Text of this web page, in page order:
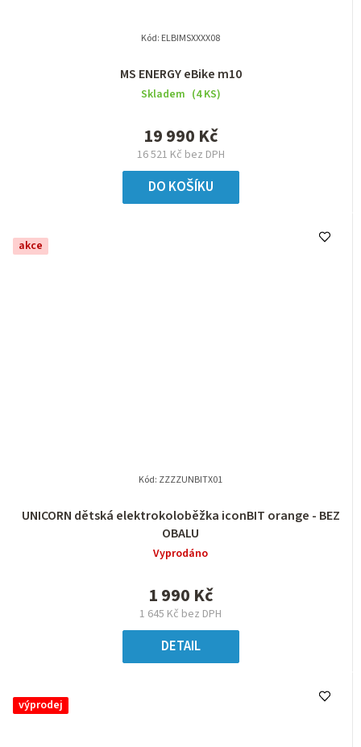
MS ENERGY eBike m10
Skladem (4 KS)
16 521 Kč bez DPH
19 990 Kč
DO KOŠÍKU
Kód: ELBIMSXXXX08
akce
UNICORN dětská elektrokoloběžka iconBIT orange - BEZ
OBALU
Vyprodáno
1 645 Kč bez DPH
1 990 Kč
DETAIL
Kód: ZZZZUNBITX01
výprodej